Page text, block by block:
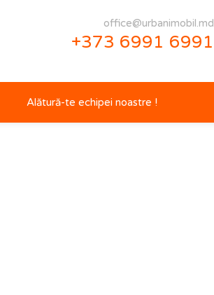
office@urbanimobil.md
+373 6991 6991
Alătură-te echipei noastre !